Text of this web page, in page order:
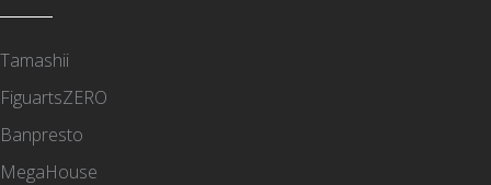
Tamashii
FiguartsZERO
Banpresto
MegaHouse